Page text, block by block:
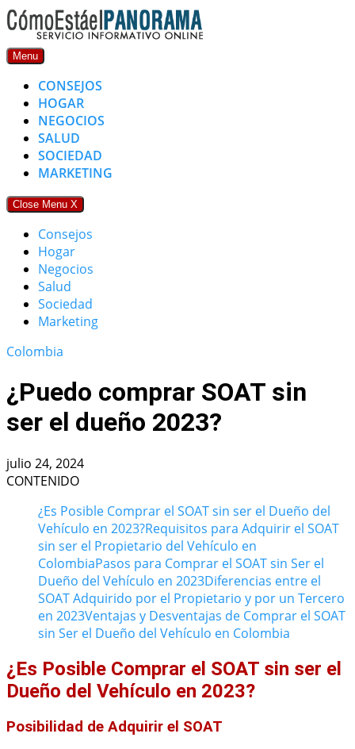
Skip
to
content
Menu
CONSEJOS
HOGAR
NEGOCIOS
SALUD
SOCIEDAD
MARKETING
Close Menu X
Consejos
Hogar
Negocios
Salud
Sociedad
Marketing
Colombia
¿Puedo comprar SOAT sin
ser el dueño 2023?
julio 24, 2024
CONTENIDO
¿Es Posible Comprar el SOAT sin ser el Dueño del
Vehículo en 2023?Requisitos para Adquirir el SOAT
sin ser el Propietario del Vehículo en
ColombiaPasos para Comprar el SOAT sin Ser el
Dueño del Vehículo en 2023Diferencias entre el
SOAT Adquirido por el Propietario y por un Tercero
en 2023Ventajas y Desventajas de Comprar el SOAT
sin Ser el Dueño del Vehículo en Colombia
¿Es Posible Comprar el SOAT sin ser el
Dueño del Vehículo en 2023?
Posibilidad de Adquirir el SOAT